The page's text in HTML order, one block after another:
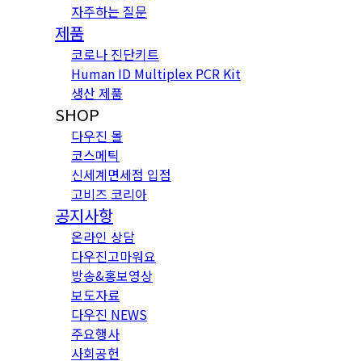
자주하는 질문
제품
코로나 진단키트
Human ID Multiplex PCR Kit
생산 제품
SHOP
다우진 몰
코스메틱
신세계면세점 입점
고비즈 코리아
공지사항
온라인 상담
다우진고마워요
방송&홍보영상
보도자료
다우진 NEWS
주요행사
사회공헌